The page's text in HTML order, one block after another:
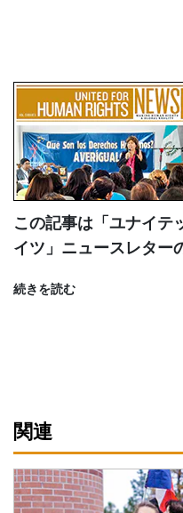
この記事は「ユナイテ
イツ」ニュースレター
続きを読む
関連